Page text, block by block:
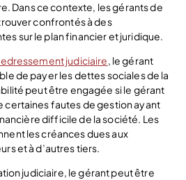
Dans ce contexte, les gérants de
confrontés à des
sur le plan financier et juridique.
judiciaire, le gérant
de payer les dettes sociales de la
peut être engagée si le gérant
certaines fautes de gestion ayant
difficile de la société. Les
les créances dues aux
et à d’autres tiers.
judiciaire, le gérant peut être